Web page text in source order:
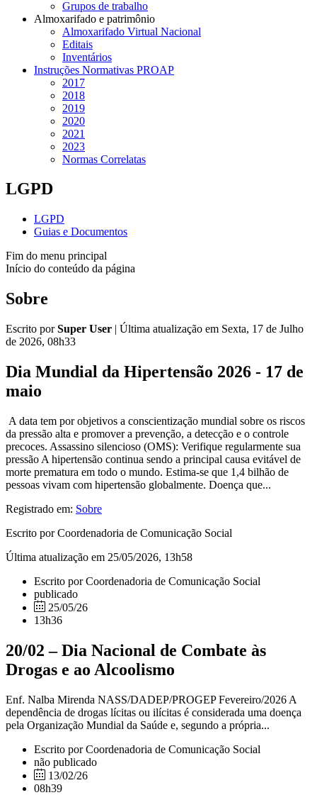
Grupos de trabalho
Almoxarifado e patrimônio
Almoxarifado Virtual Nacional
Editais
Inventários
Instruções Normativas PROAP
2017
2018
2019
2020
2021
2023
Normas Correlatas
LGPD
LGPD
Guias e Documentos
Fim do menu principal
Início do conteúdo da página
Sobre
Escrito porSuper User | Última atualização em Sexta, 17 de Julho
de 2026, 08h33
Dia Mundial da Hipertensão 2026 - 17 de
maio
A data tem por objetivos a conscientização mundial sobre os riscos
da pressão alta e promover a prevenção, a detecção e o controle
precoces. Assassino silencioso (OMS): Verifique regularmente sua
pressão A hipertensão continua sendo a principal causa evitável de
morte prematura em todo o mundo. Estima-se que 1,4 bilhão de
pessoas vivam com hipertensão globalmente. Doença que...
Registrado em: Sobre
Escrito por Coordenadoria de Comunicação Social
Última atualização em 25/05/2026, 13h58
Escrito por Coordenadoria de Comunicação Social
publicado
25/05/26
13h36
20/02 – Dia Nacional de Combate às
Drogas e ao Alcoolismo
Enf. Nalba Mirenda NASS/DADEP/PROGEP Fevereiro/2026 A
dependência de drogas lícitas ou ilícitas é considerada uma doença
pela Organização Mundial da Saúde e, segundo a própria...
Escrito por Coordenadoria de Comunicação Social
não publicado
13/02/26
08h39